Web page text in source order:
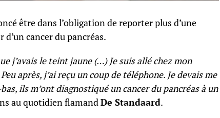
être dans l’obligation de reporter plus d’une
cancer du pancréas.
j’avais le teint jaune (…) Je suis allé chez mon
après, j’ai reçu un coup de téléphone. Je devais me
ils m’ont diagnostiqué un cancer du pancréas à un
au quotidien flamandDe Standaard.